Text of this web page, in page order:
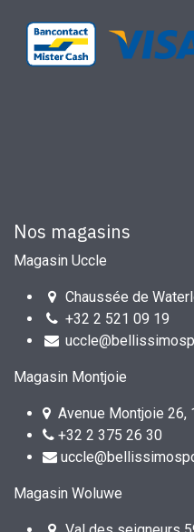
Nos magasins
Magasin Uccle
Chaussée de
+32 2 521 09 19
Magasin Montjoie
Avenue Montjoie 26,
+32 2 375 26 30
Magasin Woluwe